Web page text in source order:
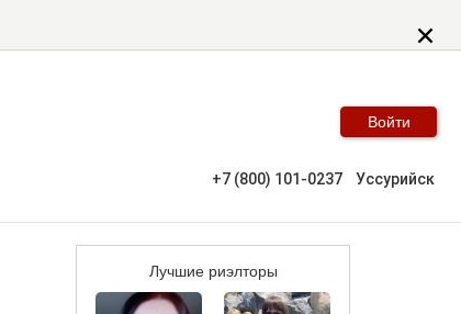
Войти
+7 (800) 101-0237 Уссурийск
Лучшие риэлторы